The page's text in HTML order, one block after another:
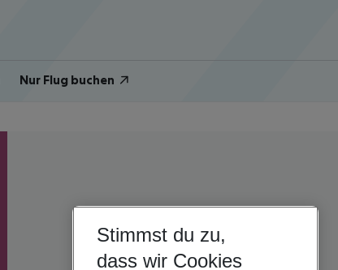
Nur Flug buchen
Stimmst du zu,
dass wir Cookies